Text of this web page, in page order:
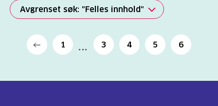
Avgrenset søk: "Felles innhold"
Alle
(2277)
(806)
1 3 4 5 6